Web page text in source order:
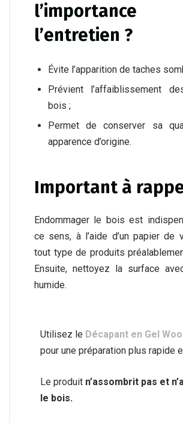
l’entretien ?
Évite l’apparition de taches
Prévient l’affaiblissement
bois ;
Permet de conserver sa
apparence d’origine.
Important à
Endommager le bois est
ce sens, à l’aide d’un papier de
tout type de produits
Ensuite, nettoyez la surface
humide.
Utilisez le Décapant en Gel
pour une préparation plus rapide
Le produit n’assombrit pas et
le bois.